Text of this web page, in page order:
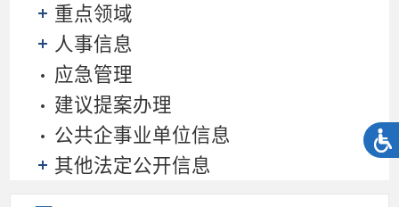
重点领域
人事信息
应急管理
建议提案办理
公共企事业单位信息
其他法定公开信息